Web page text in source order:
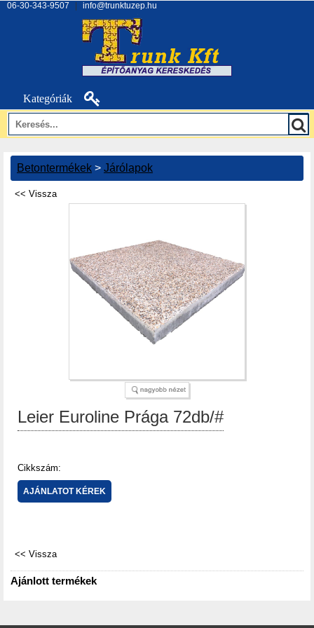
06-30-343-9507 info@trunktuzep.hu
Kategóriák
Betontermékek > Járólapok
Leier Euroline Prága 72db/#
Cikkszám:
Ajánlott termékek